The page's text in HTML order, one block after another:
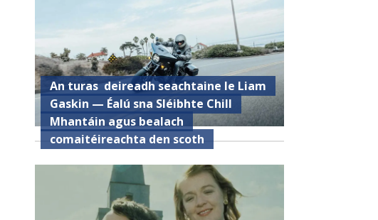
An turas deireadh seachtaine le Liam
Gaskin — Éalú sna Sléibhte Chill
Mhantáin agus bealach
comaitéireachta den scoth